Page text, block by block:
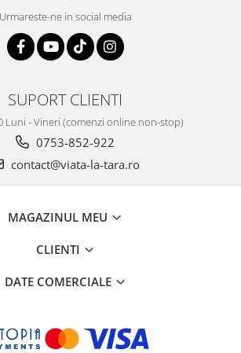
Urmareste-ne in social media
SUPORT CLIENTI
Luni - Vineri (comenzi online non-stop)
0753-852-922
contact@viata-la-tara.ro
MAGAZINUL MEU
CLIENTI
DATE COMERCIALE